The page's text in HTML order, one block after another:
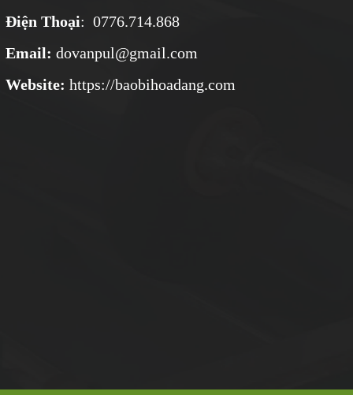
Điện Thoại: 0776.714.868
Email: dovanpul@gmail.com
Website: https://baobihoadang.com